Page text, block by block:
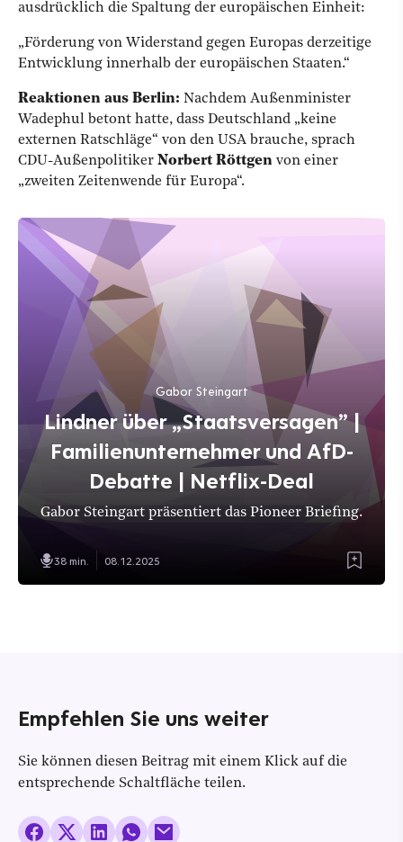
ausdrücklich die Spaltung der europäischen Einheit:
„Förderung von Widerstand gegen Europas derzeitige
Entwicklung innerhalb der europäischen Staaten.“
Reaktionen aus Berlin: Nachdem Außenminister
Wadephul betont hatte, dass Deutschland „keine
externen Ratschläge“ von den USA brauche, sprach
CDU-Außenpolitiker Norbert Röttgen von einer
„zweiten Zeitenwende für Europa“.
Gabor Steingart
Lindner über „Staatsversagen” |
Familienunternehmer und AfD-
Debatte | Netflix-Deal
Gabor Steingart präsentiert das Pioneer Briefing.
38 min. 08.12.2025
Empfehlen Sie uns weiter
Sie können diesen Beitrag mit einem Klick auf die
entsprechende Schaltfläche teilen.